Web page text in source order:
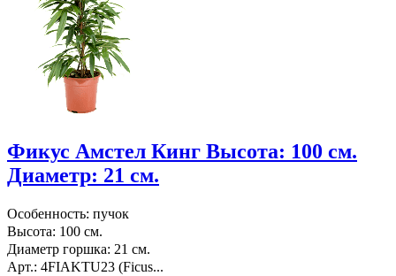
Фикус Амстел Кинг Высота: 100 см.
Диаметр: 21 см.
Особенность: пучок
Высота: 100 см.
Диаметр горшка: 21 см.
Арт.: 4FIAKTU23 (Ficus...